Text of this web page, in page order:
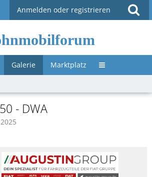
Anmelden oder registrieren
Galerie Marktplatz Untermenü »
- DWA